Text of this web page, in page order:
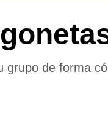
grupo de forma